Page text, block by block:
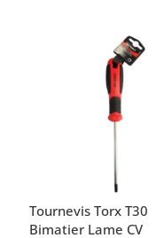
Tournevis Torx T30
Bimatier Lame CV